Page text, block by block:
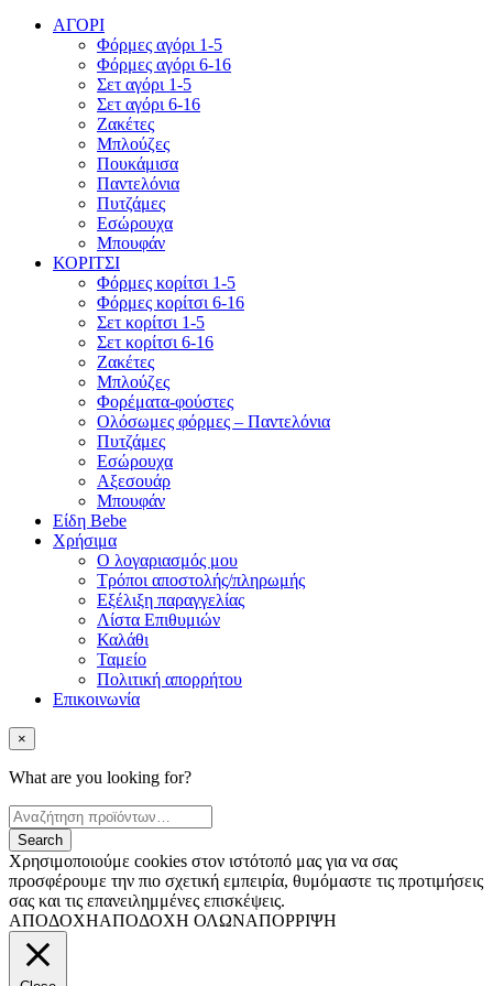
ΑΓΟΡΙ
Φόρμες αγόρι 1-5
Φόρμες αγόρι 6-16
Σετ αγόρι 1-5
Σετ αγόρι 6-16
Ζακέτες
Μπλούζες
Πουκάμισα
Παντελόνια
Πυτζάμες
Εσώρουχα
Μπουφάν
ΚΟΡΙΤΣΙ
Φόρμες κορίτσι 1-5
Φόρμες κορίτσι 6-16
Σετ κορίτσι 1-5
Σετ κορίτσι 6-16
Ζακέτες
Μπλούζες
Φορέματα-φούστες
Ολόσωμες φόρμες – Παντελόνια
Πυτζάμες
Εσώρουχα
Αξεσουάρ
Μπουφάν
Είδη Bebe
Χρήσιμα
Ο λογαριασμός μου
Τρόποι αποστολής/πληρωμής
Εξέλιξη παραγγελίας
Λίστα Επιθυμιών
Καλάθι
Ταμείο
Πολιτική απορρήτου
Επικοινωνία
×
What are you looking for?
Χρησιμοποιούμε cookies στον ιστότοπό μας για να σας
προσφέρουμε την πιο σχετική εμπειρία, θυμόμαστε τις προτιμήσεις
σας και τις επανειλημμένες επισκέψεις.
ΑΠΟΔΟΧΗΑΠΟΔΟΧΗ ΟΛΩΝΑΠΟΡΡΙΨΗ